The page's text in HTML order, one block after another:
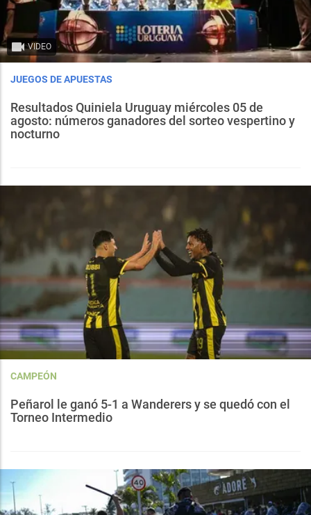
VIDEO
JUEGOS DE APUESTAS
Resultados Quiniela Uruguay miércoles 05 de
agosto: números ganadores del sorteo vespertino y
nocturno
CAMPEÓN
Peñarol le ganó 5-1 a Wanderers y se quedó con el
Torneo Intermedio